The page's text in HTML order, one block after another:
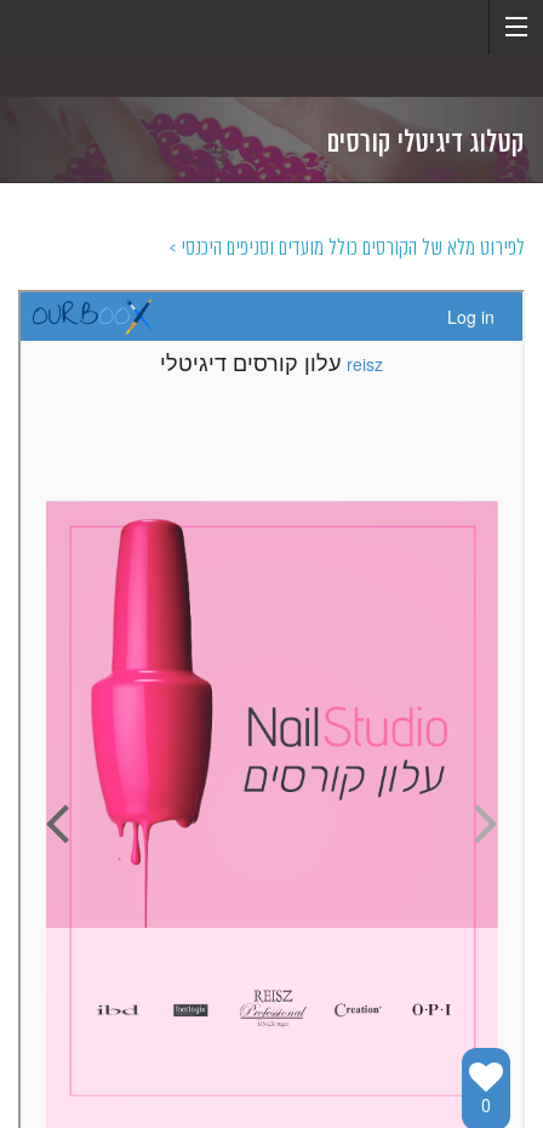
קטלוג דיגיטלי קורסים
לפירוט מלא של הקורסים כולל מועדים וסניפים היכנסי >